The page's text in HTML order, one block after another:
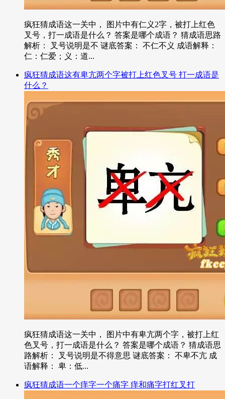
疯狂猜成语这一关中， 图片中有仁义2字，被打上红色
叉号，打一成语是什么？ 答案是哪个成语？ 猜成语思路
解析： 叉号说明是不 谜底答案： 不仁不义 成语解释：
仁：仁爱；义：道...
疯狂猜成语这有卑亢两个字被打上红色叉号 打一成语是
什么？
疯狂猜成语这一关中， 图片中有卑亢两个字，被打上红
色叉号，打一成语是什么？ 答案是哪个成语？ 猜成语思
路解析： 叉号说明是不得意思 谜底答案： 不卑不亢 成
语解释： 卑：低...
疯狂猜成语一个痒字一个痛字 痒和痛字打红叉打